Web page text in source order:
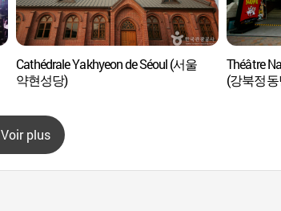
Cathédrale Yakhyeon de Séoul (서울
약현성당)
Théâtre
(강북정
Voir plus